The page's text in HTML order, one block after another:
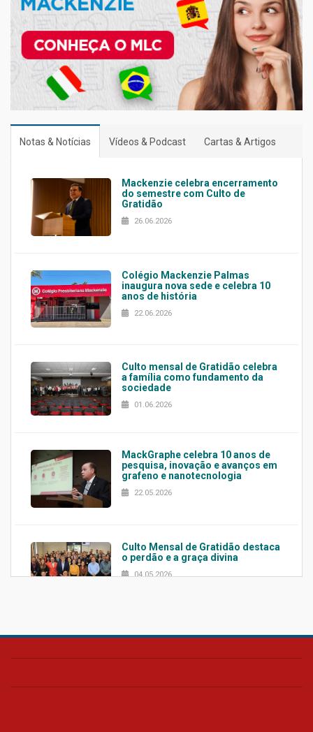
Notas & Notícias Vídeos & Podcast Cartas & Artigos
Mackenzie celebra encerramento
do semestre com Culto de
Gratidão
26.06.2026
Colégio Mackenzie Palmas
inaugura nova sede e celebra 10
anos de história
22.06.2026
Culto mensal de Gratidão celebra
a família como fundamento da
sociedade
01.06.2026
MackGraphe celebra 10 anos de
pesquisa, inovação e avanços em
grafeno e nanotecnologia
22.05.2026
Culto Mensal de Gratidão destaca
o perdão e a graça divina
04.05.2026
Confira como foi o culto mensal